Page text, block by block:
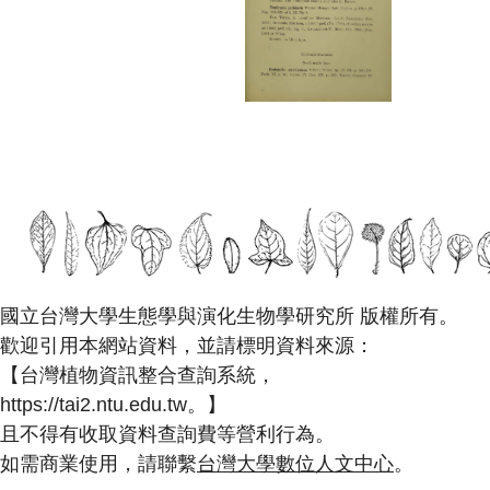
國立台灣大學生態學與演化生物學研究所 版權所有。
歡迎引用本網站資料，並請標明資料來源：
【台灣植物資訊整合查詢系統，
https://tai2.ntu.edu.tw。】
且不得有收取資料查詢費等營利行為。
如需商業使用，請聯繫台灣大學數位人文中心。